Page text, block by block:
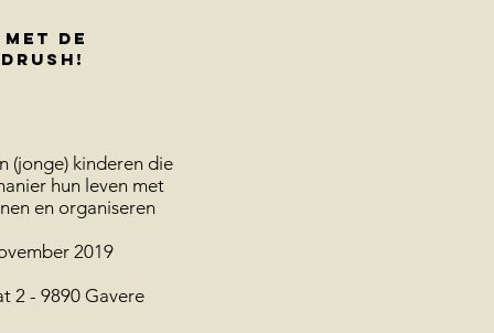
de
(jonge) kinderen die
hun leven met
en organiseren
2019
2 - 9890 Gavere